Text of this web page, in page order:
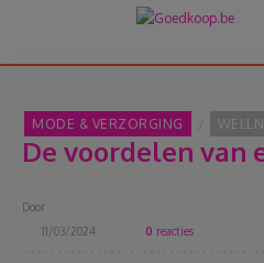
Over Goedkoop.be
MODE & VERZORGING
De voordelen van
Door
11/03/2024
0 reacties